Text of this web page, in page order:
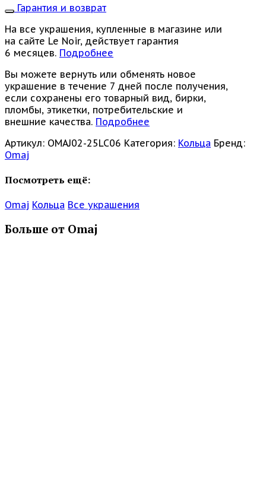
Гарантия и возврат
На все украшения, купленные в магазине или
на сайте Le Noir, действует гарантия
6 месяцев. Подробнее
Вы можете вернуть или обменять новое
украшение в течение 7 дней после получения,
если сохранены его товарный вид, бирки,
пломбы, этикетки, потребительские и
внешние качества. Подробнее
Артикул: OMAJ02-25LC06 Категория: Кольца Бренд:
Omaj
Посмотреть ещё:
Omaj Кольца Все украшения
Больше от Omaj